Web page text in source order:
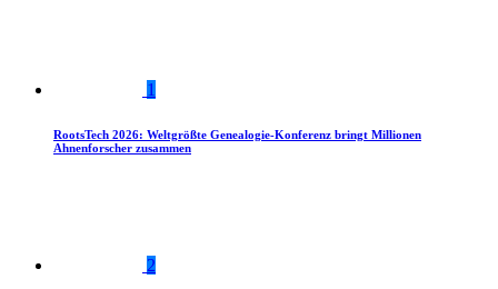
1
RootsTech 2026: Weltgrößte Genealogie-Konferenz bringt Millionen
Ahnenforscher zusammen
2